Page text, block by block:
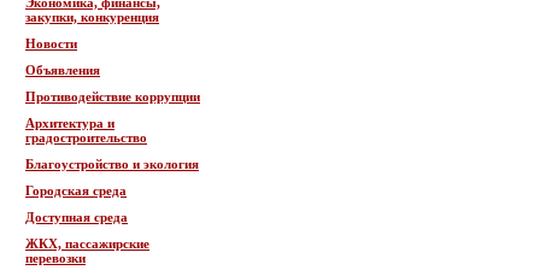
закупки, конкуренция
Новости
Объявления
Противодействие коррупции
Архитектура и
градостроительство
Благоустройство и экология
Городская среда
Доступная среда
ЖКХ, пассажирские
перевозки